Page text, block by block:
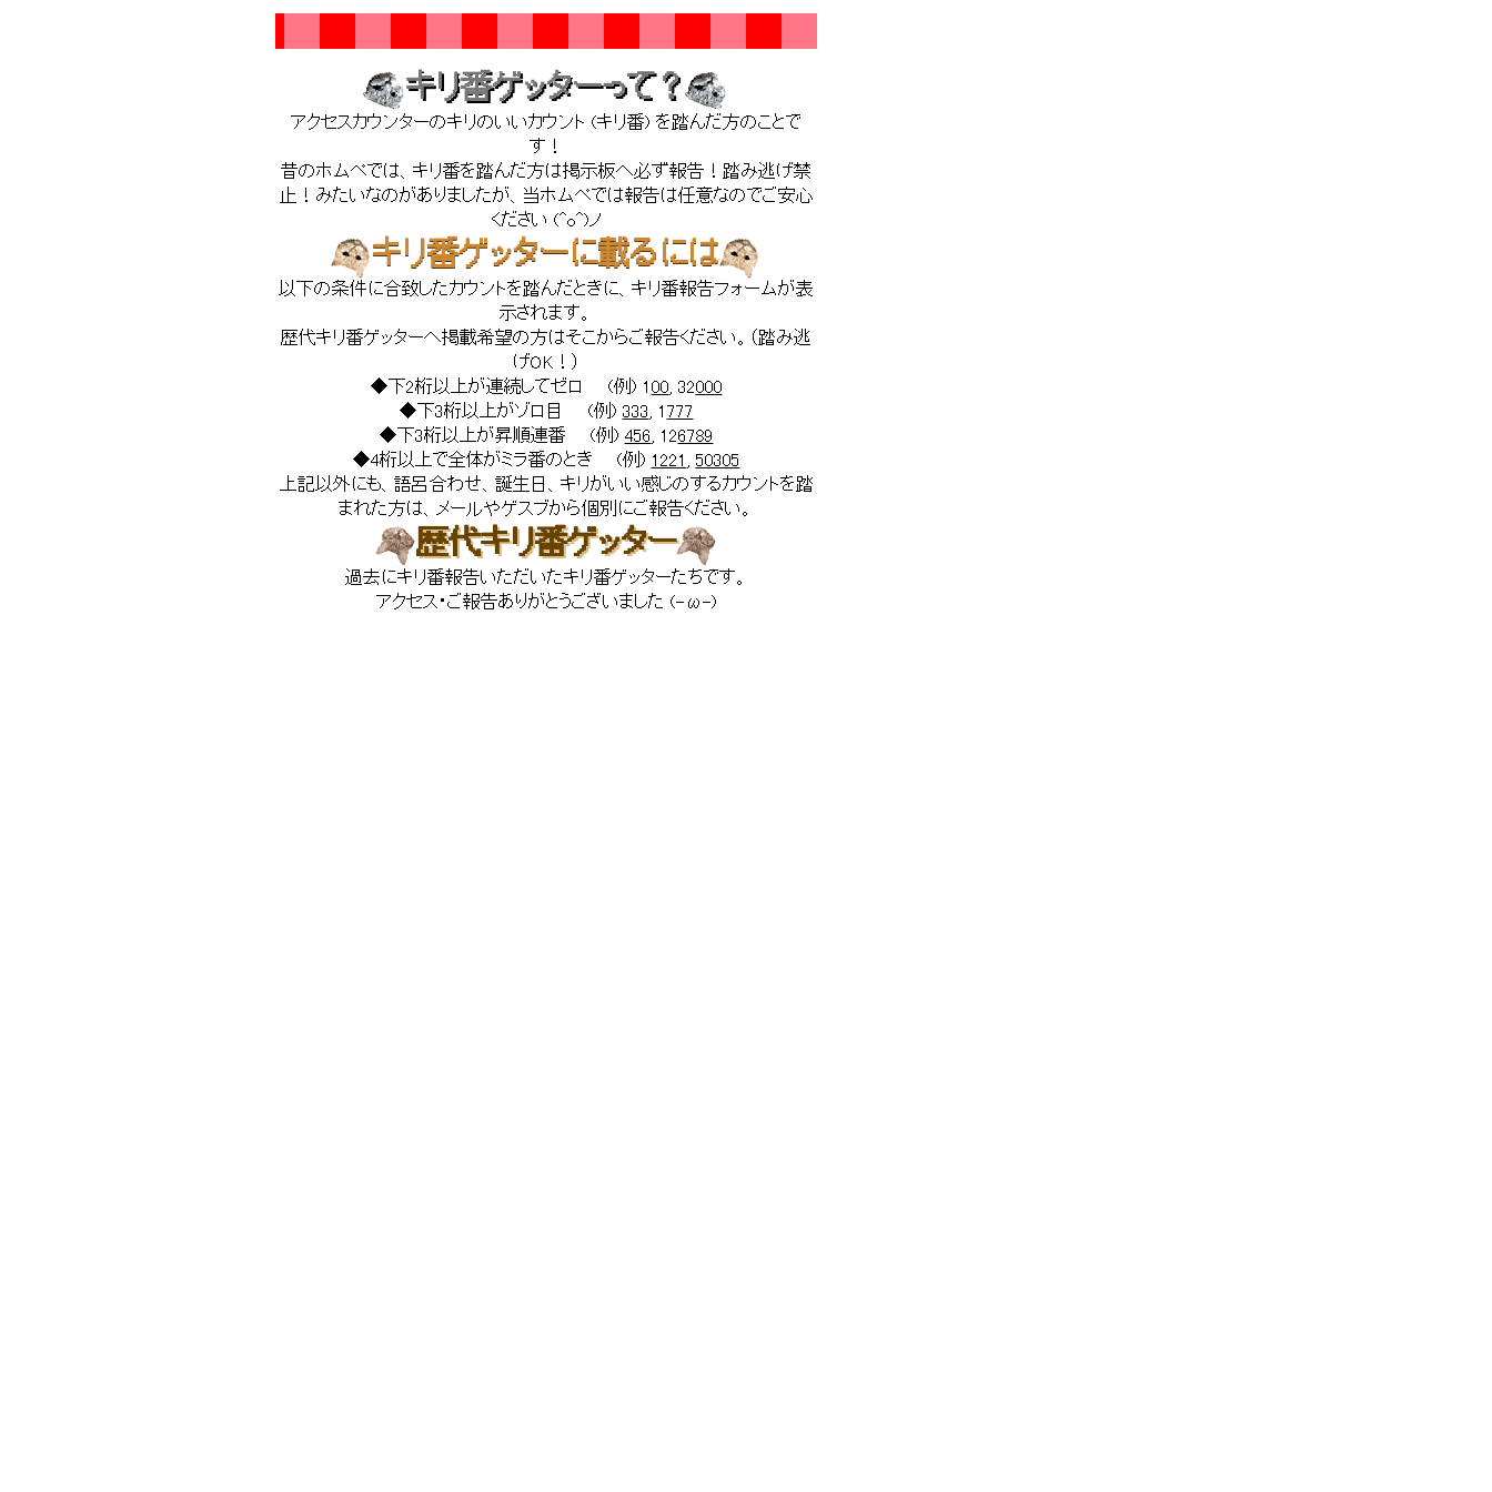
キリ番ゲッターって？
アクセスカウンターのキリのいいカウント (キリ番) を踏んだ方のことで
す！
昔のホムペでは、キリ番を踏んだ方は掲示板へ必ず報告！踏み逃げ禁
止！みたいなのがありましたが、当ホムペでは報告は任意なのでご安心
ください (^o^)ノ
キリ番ゲッターに載るには
以下の条件に合致したカウントを踏んだときに、キリ番報告フォームが表
示されます。
歴代キリ番ゲッターへ掲載希望の方はそこからご報告ください。（踏み逃
げOK！）
◆下2桁以上が連続してゼロ (例) 1 00 , 32000
◆下3桁以上がゾロ目 (例) 333 , 1 777
◆下3桁以上が昇順連番 (例) 456 , 126789
◆4桁以上で全体がミラ番のとき (例) 1221
50305
上記以外にも、語呂合わせ、誕生日、キリがいい感じのするカウントを踏
まれた方は、メールやゲスブから個別にご報告ください。
歴代キリ番ゲッター
過去にキリ番報告いただいたキリ番ゲッターたちです。
アクセス・ご報告ありがとうございました (-ω-)